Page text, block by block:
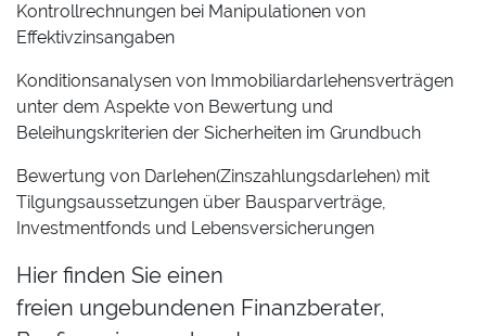
Kontrollrechnungen bei Manipulationen von
Effektivzinsangaben
Konditionsanalysen von Immobiliardarlehensverträgen
unter dem Aspekte von Bewertung und
Beleihungskriterien der Sicherheiten im Grundbuch
Bewertung von Darlehen(Zinszahlungsdarlehen) mit
Tilgungsaussetzungen über Bausparverträge,
Investmentfonds und Lebensversicherungen
Hier finden Sie einen
freien ungebundenen Finanzberater,